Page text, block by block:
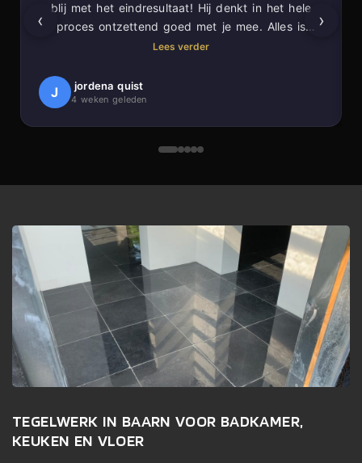
blij met het eindresultaat! Hij denkt in het hele
proces ontzettend goed met je mee. Alles is
prachtig in verstek gezaagd voor een super
Lees verder
J jordena quist
4 weken geleden
‹ ›
TEGELWERK IN BAARN VOOR BADKAMER,
KEUKEN EN VLOER